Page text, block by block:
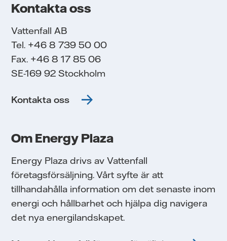
Kontakta oss
Vattenfall AB
Tel. +46 8 739 50 00
Fax. +46 8 17 85 06
SE-169 92 Stockholm
Kontakta oss
Om Energy Plaza
Energy Plaza drivs av Vattenfall
företagsförsäljning. Vårt syfte är att
tillhandahålla information om det senaste inom
energi och hållbarhet och hjälpa dig navigera
det nya energilandskapet.